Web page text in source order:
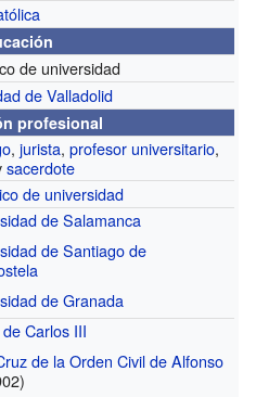
de universidad
de Valladolid
profesional
,jurista,profesor universitario,
sacerdote
de universidad
de Salamanca
de Santiago de
de Granada
Carlos III
de la Orden Civil de Alfonso